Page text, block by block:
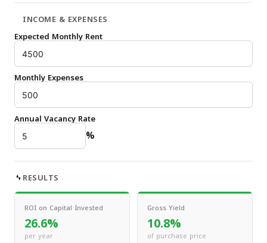
INCOME & EXPENSES
Expected Monthly Rent
Monthly Expenses
Annual Vacancy Rate
%
RESULTS
ROI on Capital Invested
26.6%
per year
Gross Yield
10.8%
of purchase price